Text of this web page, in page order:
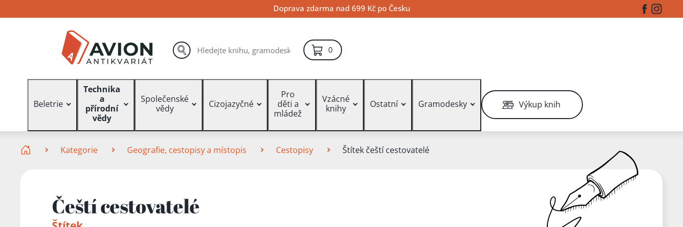
na
na
na
Doprava zdarma nad 699 Kč po Česku Facebook
Vyhledávání hledat
0položek – košík
Beletrie
Technika
a
přírodní
vědy
Společenské
vědy
Cizojazyčné
Pro
děti a
mládež
Vzácné
knihy
Ostatní Gramodesky Výkup knih
Kategorie Geografie, cestopisy a místopis Cestopisy Štítek čeští cestovatelé
Čeští cestovatelé